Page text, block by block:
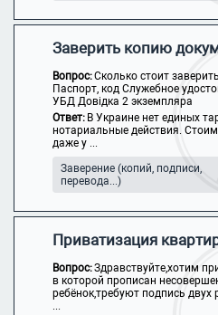
Заверить копию
Вопрос:Сколько стоит
Паспорт, код Служебное
УБД Довідка 2 экземпляра
Ответ: В Украине нет единых
нотариальные действия.
даже у ...
Заверение (копий, подписи,
перевода...)
Приватизация
Вопрос:Здравствуйте,хотим
в которой прописан
ребёнок,требуют подпись двух
...